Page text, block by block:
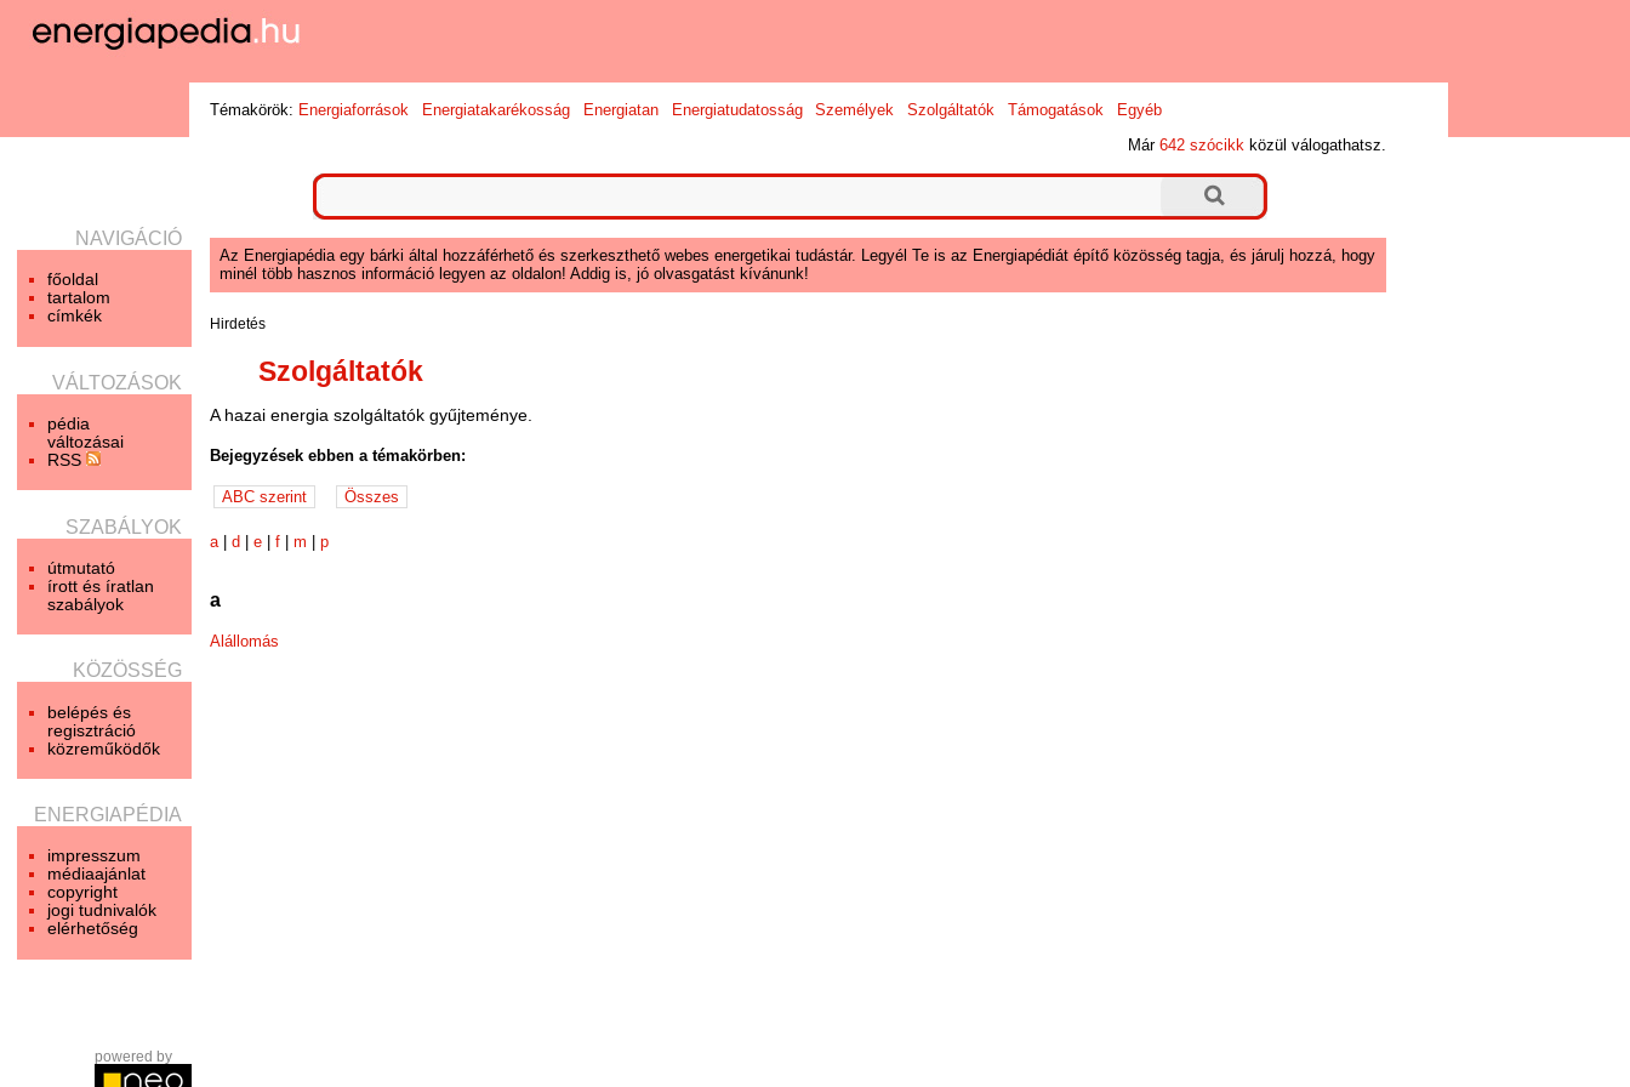
NAVIGÁCIÓ
főoldal
tartalom
címkék
VÁLTOZÁSOK
pédia
változásai
RSS
SZABÁLYOK
útmutató
írott és íratlan
szabályok
KÖZÖSSÉG
belépés és
regisztráció
közreműködők
ENERGIAPÉDIA
impresszum
médiaajánlat
copyright
jogi tudnivalók
elérhetőség
powered by
Témakörök: Energiaforrások Energiatakarékosság Energiatan Energiatudatosság Személyek Szolgáltatók Támogatások
Egyéb
Már642 szócikk közül válogathatsz.
Az Energiapédia egy bárki által hozzáférhető és szerkeszthető webes energetikai tudástár. Legyél Te is az Energiapédiát építő közösség tagja, és járulj hozzá, hogy
minél több hasznos információ legyen az oldalon! Addig is, jó olvasgatást kívánunk!
Hirdetés
Szolgáltatók
A hazai energia szolgáltatók gyűjteménye.
Bejegyzések ebben a témakörben:
a |d |e |f |m |p
a
Alállomás